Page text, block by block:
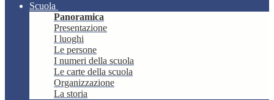
Scuola
Panoramica
Presentazione
I luoghi
Le persone
I numeri della scuola
Le carte della scuola
Organizzazione
La storia